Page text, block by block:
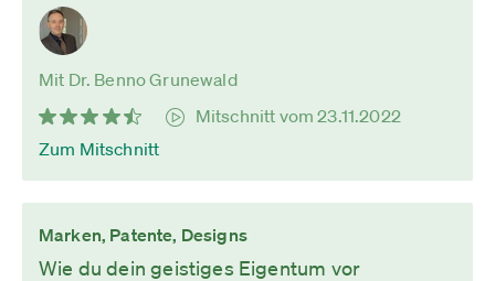
Mit Dr. Benno Grunewald
Mitschnitt vom 23.11.2022
Zum Mitschnitt
Marken, Patente, Designs
Wie du dein geistiges Eigentum vor